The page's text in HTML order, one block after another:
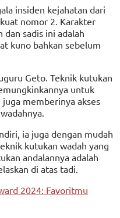
insiden kejahatan dari
nomor 2. Karakter
sadis ini adalah
kuno bahkan sebelum
Geto. Teknik kutukan
untuk
memberinya akses
ia juga dengan mudah
kutukan wadah yang
andalannya adalah
di atas tadi.
2024: Favoritmu